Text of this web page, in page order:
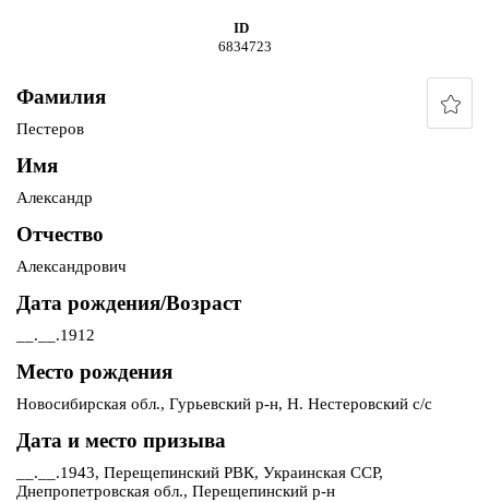
ID
6834723
Фамилия
Пестеров
Имя
Александр
Отчество
Александрович
Дата рождения/Возраст
__.__.1912
Место рождения
Новосибирская обл., Гурьевский р-н, Н. Нестеровский с/с
Дата и место призыва
__.__.1943, Перещепинский РВК, Украинская ССР,
Днепропетровская обл., Перещепинский р-н